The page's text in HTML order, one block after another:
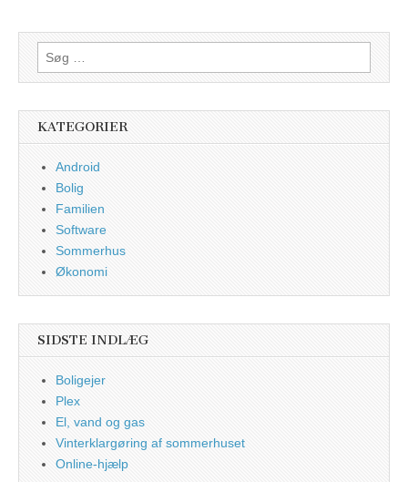
Søg
efter:
KATEGORIER
Android
Bolig
Familien
Software
Sommerhus
Økonomi
SIDSTE INDLÆG
Boligejer
Plex
El, vand og gas
Vinterklargøring af sommerhuset
Online-hjælp